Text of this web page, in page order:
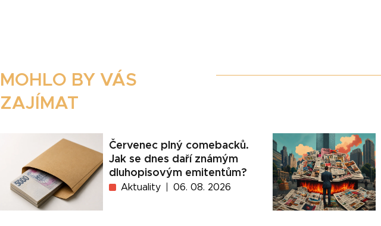
MOHLO BY VÁS
ZAJÍMAT
Červenec plný comebacků.
Jak se dnes daří známým
dluhopisovým emitentům?
Aktuality 06. 08. 2026